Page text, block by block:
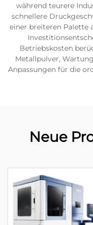
während teurere
schnellere
einer breiteren Palette
Betriebskosten
Metallpulver,
Anpassungen für die
Neue